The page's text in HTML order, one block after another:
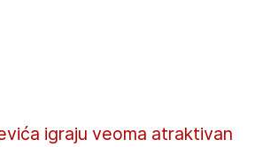
igraju veoma atraktivan